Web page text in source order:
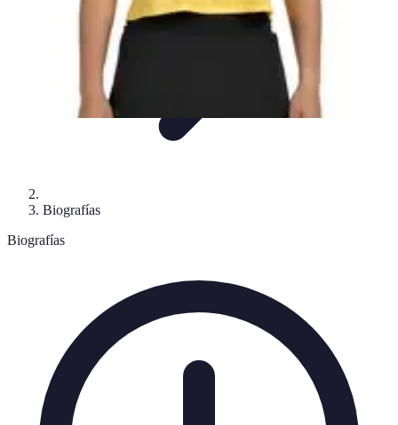
Biografías
Biografías